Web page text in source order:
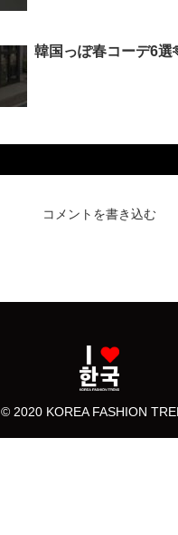
韓国っぽ春コーデ6
コメントを書き込む
© 2020 KOREA FASHION